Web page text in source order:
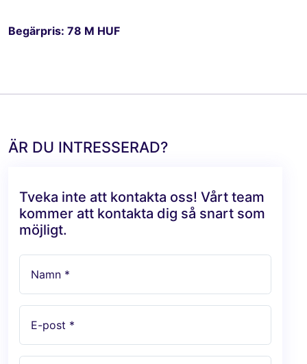
Begärpris: 78 M HUF
ÄR DU INTRESSERAD?
Tveka inte att kontakta oss! Vårt team
kommer att kontakta dig så snart som
möjligt.
Namn *
E-post *